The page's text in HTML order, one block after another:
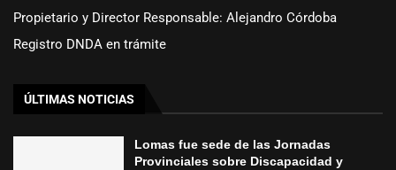
Propietario y Director Responsable: Alejandro Córdoba
Registro DNDA en trámite
ÚLTIMAS NOTICIAS
Lomas fue sede de las Jornadas
Provinciales sobre Discapacidad y